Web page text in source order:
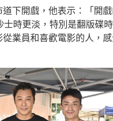
n
g
T
m
e
下開戲，他表示：「開
時更淡，特別是翻版碟時
業員和喜歡電影的人，